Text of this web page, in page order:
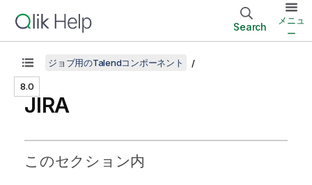
Search
メニュ
ー
8.0
ジョブ用のTalendコンポーネント
JIRA
このセクション内